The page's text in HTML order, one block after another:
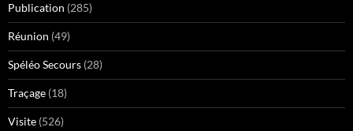
Publication (285)
Réunion (49)
Spéléo Secours (28)
Traçage (18)
Visite (526)